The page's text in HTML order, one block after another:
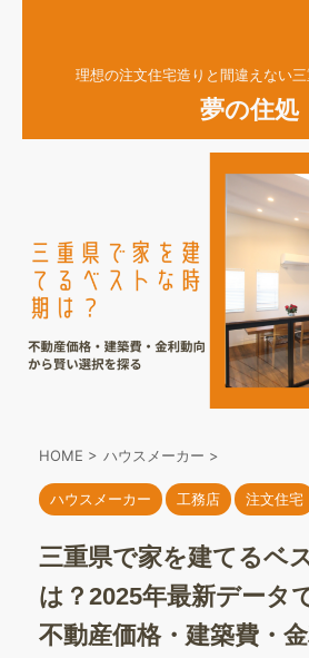
理想の注文住宅造りと間違えない
夢の住処
HOME > ハウスメーカー >
ハウスメーカー 工務店 注文住宅
三重県で家を建てるベ
は？2025年最新データ
不動産価格・建築費・